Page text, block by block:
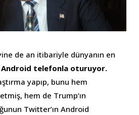
de an itibariyle dünyanın en
Android telefonla oturuyor.
yapıp, bunu hem
hem de Trump’ın
Twitter’ın Android